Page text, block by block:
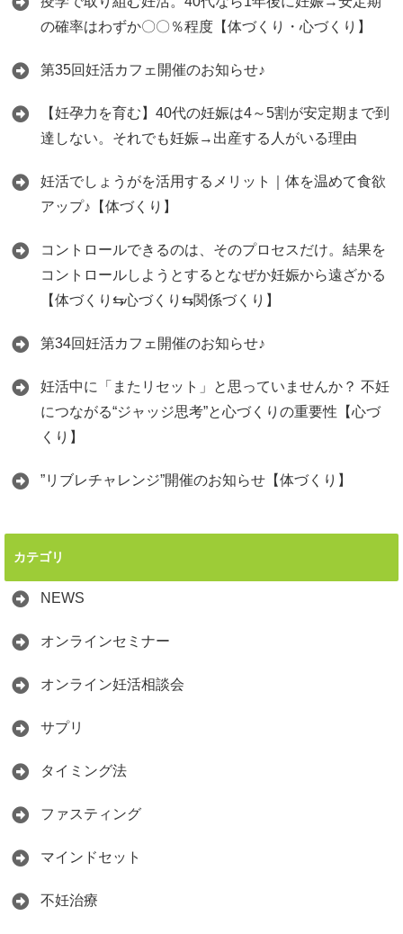
の確率はわずか〇〇％程度【体づくり・心づくり】
第35回妊活カフェ開催のお知らせ♪
【妊孕力を育む】40代の妊娠は4～5割が安定期まで到
達しない。それでも妊娠→出産する人がいる理由
妊活でしょうがを活用するメリット｜体を温めて食欲
アップ♪【体づくり】
コントロールできるのは、そのプロセスだけ。結果を
コントロールしようとするとなぜか妊娠から遠ざかる
【体づくり⇆心づくり⇆関係づくり】
第34回妊活カフェ開催のお知らせ♪
妊活中に「またリセット」と思っていませんか？ 不妊
につながる“ジャッジ思考”と心づくりの重要性【心づ
くり】
”リブレチャレンジ”開催のお知らせ【体づくり】
カテゴリ
NEWS
オンラインセミナー
オンライン妊活相談会
サプリ
タイミング法
ファスティング
マインドセット
不妊治療